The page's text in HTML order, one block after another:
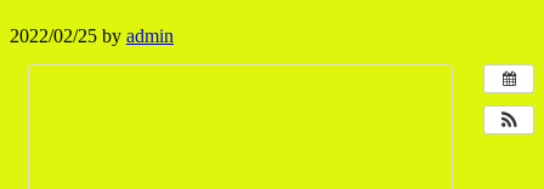
2022/02/25 by admin